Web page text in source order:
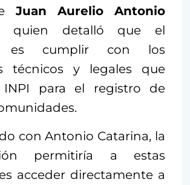
Juan Aurelio Antonio
quien detalló que el
es cumplir con los
técnicos y legales que
para el registro de
con Antonio Catarina, la
permitiría a estas
acceder directamente a